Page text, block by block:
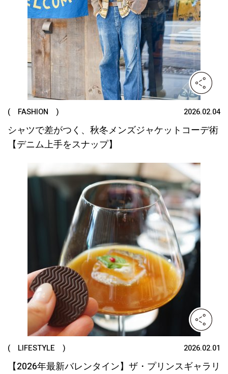
( FASHION ) 2026.02.04
シャツで差がつく、秋冬メンズジャケットコーデ術
【デニム上手をスナップ】
( LIFESTYLE ) 2026.02.01
【2026年最新バレンタイン】ザ・プリンスギャラリ